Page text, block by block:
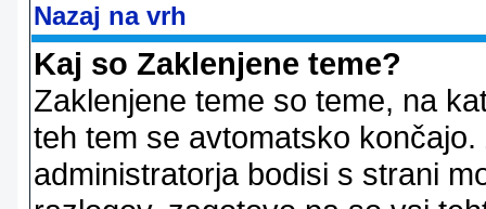
Nazaj na vrh
Kaj so Zaklenjene teme?
Zaklenjene teme so teme, na
teh tem se avtomatsko
administratorja bodisi s strani